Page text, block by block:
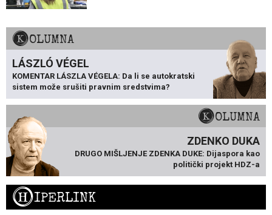
KOLUMNA
LÁSZLÓ VÉGEL
KOMENTAR LÁSZLA VÉGELA: Da li se autokratski
sistem može srušiti pravnim sredstvima?
KOLUMNA
ZDENKO DUKA
DRUGO MIŠLJENJE ZDENKA DUKE: Dijaspora kao
politički projekt HDZ-a
HIPERLINK